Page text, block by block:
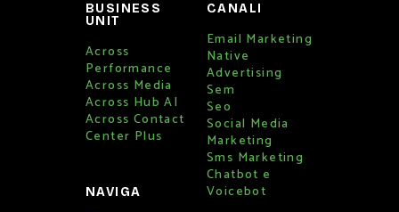
BUSINESS
UNIT
Across
Performance
Across Media
Across Hub AI
Across Contact
Center Plus
NAVIGA
CANALI
Email Marketing
Native
Advertising
Sem
Seo
Social Media
Marketing
Sms Marketing
Chatbot e
Voicebot